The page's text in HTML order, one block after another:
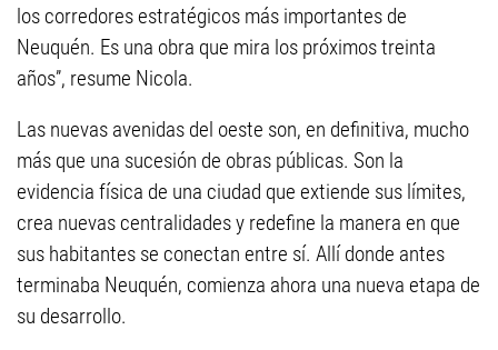
los corredores estratégicos más importantes de
Neuquén. Es una obra que mira los próximos treinta
años”, resume Nicola.
Las nuevas avenidas del oeste son, en definitiva, mucho
más que una sucesión de obras públicas. Son la
evidencia física de una ciudad que extiende sus límites,
crea nuevas centralidades y redefine la manera en que
sus habitantes se conectan entre sí. Allí donde antes
terminaba Neuquén, comienza ahora una nueva etapa de
su desarrollo.